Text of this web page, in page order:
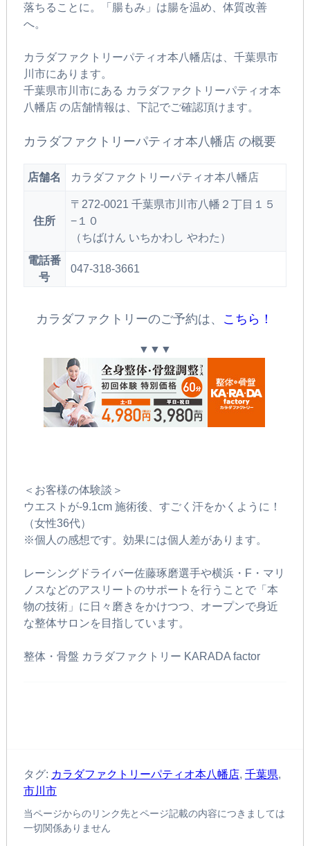
落ちることに。「腸もみ」は腸を温め、体質改善
へ。
カラダファクトリーパティオ本八幡店は、千葉県市
川市にあります。
千葉県市川市にある カラダファクトリーパティオ本
八幡店 の店舗情報は、下記でご確認頂けます。
カラダファクトリーパティオ本八幡店 の概要
店舗名 カラダファクトリーパティオ本八幡店
住所
〒272-0021 千葉県市川市八幡２丁目１５
−１０
（ちばけん いちかわし やわた）
電話番
号
047-318-3661
カラダファクトリーのご予約は、 こちら！
▼▼▼
＜お客様の体験談＞
ウエストが-9.1cm 施術後、すごく汗をかくように！
（女性36代）
※個人の感想です。効果には個人差があります。
レーシングドライバー佐藤琢磨選手や横浜・F・マリ
ノスなどのアスリートのサポートを行うことで「本
物の技術」に日々磨きをかけつつ、オープンで身近
な整体サロンを目指しています。
整体・骨盤 カラダファクトリー KARADA factor
タグ: カラダファクトリーパティオ本八幡店, 千葉県,
市川市
当ページからのリンク先とページ記載の内容につきましては
一切関係ありません